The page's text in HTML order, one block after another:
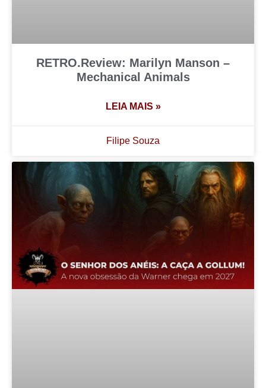
RETRO.Review: Marilyn Manson –
Mechanical Animals
LEIA MAIS »
Filipe Souza